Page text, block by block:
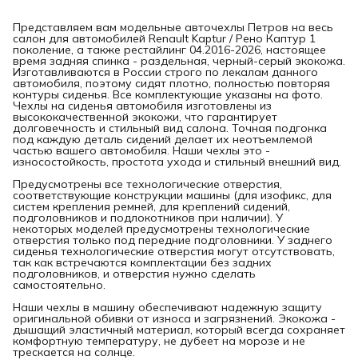
Представляем вам модельные авточехлы Петров на весь
салон для автомобилей Renault Kaptur / Рено Каптур 1
поколение, а также рестайлинг 04.2016-2026, настоящее
время задняя спинка - раздельная, черный-серый экокожа.
Изготавливаются в России строго по лекалам данного
автомобиля, поэтому сидят плотно, полностью повторяя
контуры сиденья. Все комплектующие указаны на фото.
Чехлы на сиденья автомобиля изготовлены из
высококачественной экокожи, что гарантирует
долговечность и стильный вид салона. Точная подгонка
под каждую деталь сидений делает их неотъемлемой
частью вашего автомобиля. Наши чехлы это -
износостойкость, простота ухода и стильный внешний вид.
Предусмотрены все технологические отверстия,
соответствующие конструкции машины (для изофикс, для
систем крепления ремней, для креплений сидений,
подголовников и подлокотников при наличии). У
некоторых моделей предусмотрены технологические
отверстия только под передние подголовники. У заднего
сиденья технологические отверстия могут отсутствовать,
так как встречаются комплектации без задних
подголовников, и отверстия нужно сделать
самостоятельно.
Наши чехлы в машину обеспечивают надежную защиту
оригинальной обивки от износа и загрязнений. Экокожа -
дышащий эластичный материал, который всегда сохраняет
комфортную температуру, не дубеет на морозе и не
трескается на солнце.